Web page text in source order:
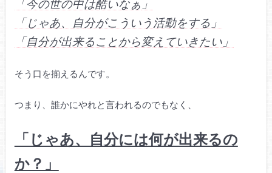
「今の世の中は酷いなぁ 」
「じゃあ、自分がこういう活動をする」
「自分が出来ることから変えていきたい」
そう口を揃えるんです。
つまり、誰かにやれと言われるのでもなく、
「じゃあ、自分には何が出来るの
か？」